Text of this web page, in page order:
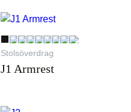
Stolsöverdrag
J1 Armrest